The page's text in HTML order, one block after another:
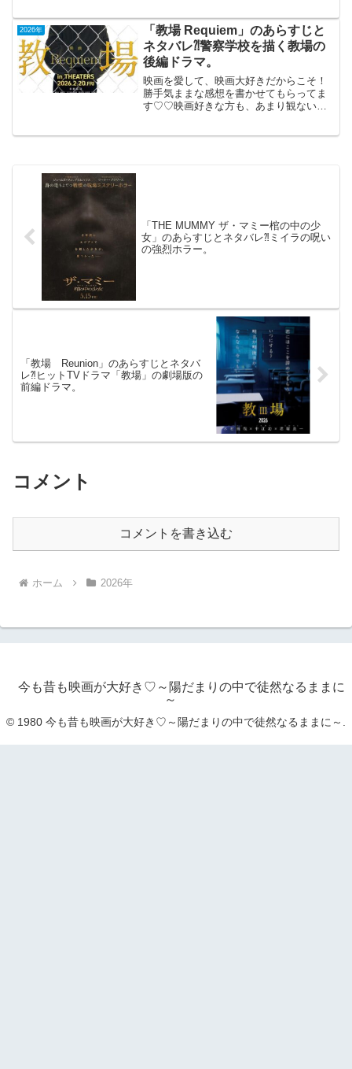
30日公開（91分）ロシアのクィア・アー
ティ...
2026年
「教場 Requiem」のあらすじと
ネタバレ⁈警察学校を描く教場の
後編ドラマ。
映画を愛して、映画大好きだからこそ！
勝手気ままな感想を書かせてもらってま
す♡♡映画好きな方も、あまり観ない方
「THE MUMMY ザ・マミー棺の中の少
女」のあらすじとネタバレ⁈ミイラの呪い
の強烈ホラー。
「教場 Reunion」のあらすじとネタバ
レ⁈ヒットTVドラマ「教場」の劇場版の
前編ドラマ。
コメント
コメントを書き込む
ホーム 2026年
今も昔も映画が大好き♡～陽だまりの中で徒然なるままに
～
© 1980 今も昔も映画が大好き♡～陽だまりの中で徒然なるままに～.